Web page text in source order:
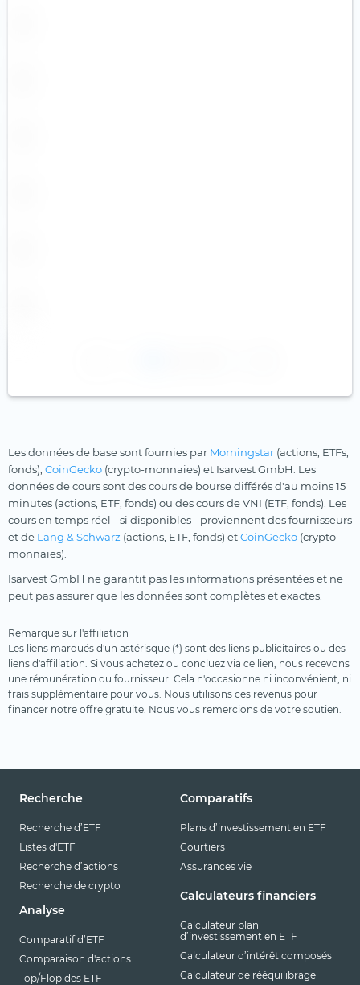
Les données de base sont fournies par Morningstar (actions, ETFs,
fonds), CoinGecko (crypto-monnaies) et Isarvest GmbH. Les
données de cours sont des cours de bourse différés d'au moins 15
minutes (actions, ETF, fonds) ou des cours de VNI (ETF, fonds). Les
cours en temps réel - si disponibles - proviennent des fournisseurs
et de Lang & Schwarz (actions, ETF, fonds) etCoinGecko (crypto-
monnaies).
Isarvest GmbH ne garantit pas les informations présentées et ne
peut pas assurer que les données sont complètes et exactes.
Remarque sur l'affiliation
Les liens marqués d'un astérisque (*) sont des liens publicitaires ou des
liens d'affiliation. Si vous achetez ou concluez via ce lien, nous recevons
une rémunération du fournisseur. Cela n'occasionne ni inconvénient, ni
frais supplémentaire pour vous. Nous utilisons ces revenus pour
financer notre offre gratuite. Nous vous remercions de votre soutien.
Recherche
Recherche d’ETF
Listes d'ETF
Recherche d’actions
Recherche de crypto
Analyse
Comparatif d’ETF
Comparaison d'actions
Top/Flop des ETF
Comparatifs
Plans d’investissement en ETF
Courtiers
Assurances vie
Calculateurs financiers
Calculateur plan
d’investissement en ETF
Calculateur d’intérêt composés
Calculateur de rééquilibrage